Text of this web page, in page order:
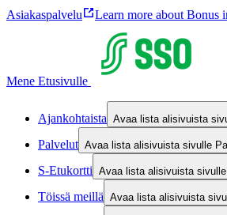
Asiakaspalvelu Learn more about Bonus
Mene Etusivulle
Ajankohtaista Avaa lista alisivuista
Palvelut Avaa lista alisivuista sivulle
S-Etukortti Avaa lista alisivuista
Töissä meillä Avaa lista alisivuista